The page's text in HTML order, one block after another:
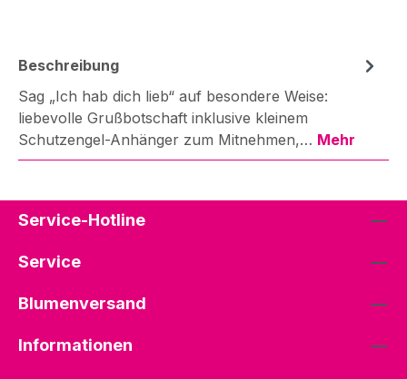
Beschreibung
Sag „Ich hab dich lieb“ auf besondere Weise:
liebevolle Grußbotschaft inklusive kleinem
Schutzengel-Anhänger zum Mitnehmen,… Mehr
Service-Hotline
Service
Blumenversand
Informationen